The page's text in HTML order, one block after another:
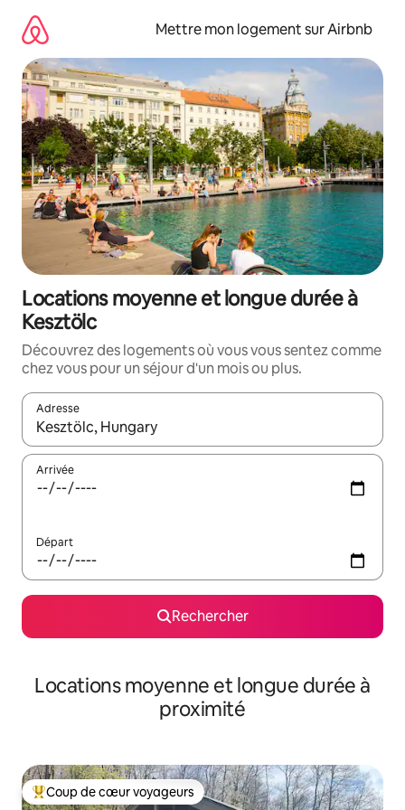
directement
contenu
Mettre mon logement sur Airbnb
Locations moyenne et longue durée à
Kesztölc
Découvrez des logements où vous vous sentez comme
chez vous pour un séjour d'un mois ou plus.
Adresse
Lorsque les résultats s'affichent, utilisez les flèches vers le
Arrivée
Départ
Rechercher
Locations moyenne et longue durée à
proximité
Coups de cœur voyageurs les plus appréciés
Coup de cœur voyageurs